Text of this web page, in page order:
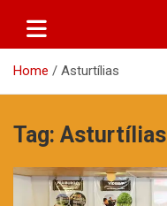
Home Asturtílias
Tag: Asturtílias